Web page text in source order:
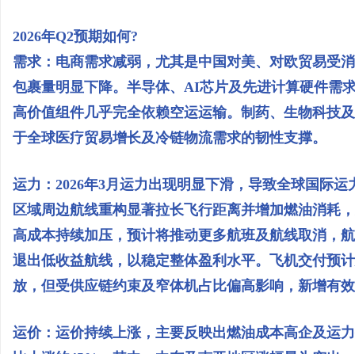
2026年Q2预期如何?
需求：电商需求减弱，尤其是中国对美、对欧贸易受
包裹量明显下降。半导体、AI芯片及先进计算硬件需
高价值组件几乎完全依赖空运运输。制药、生物科技
于全球医疗贸易增长及冷链物流需求的韧性支撑。
运力：2026年3月运力出现明显下滑，导致全球国际
区域周边航线重构显著拉长飞行距离并增加燃油消耗
高成本持续加压，预计将推动更多航班及航线取消，
退出低收益航线，以稳定整体盈利水平。飞机交付预
放，但受供应链约束及窄体机占比偏高影响，新增有
运价：运价持续上涨，主要反映出燃油成本高企及运